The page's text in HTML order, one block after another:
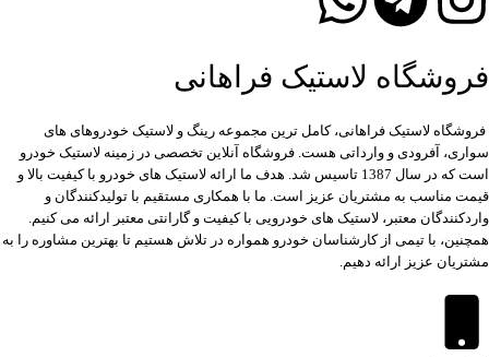
فروشگاه لاستیک فراهانی
فروشگاه لاستیک فراهانی، کامل ترین مجموعه رینگ و لاستیک خودروهای های
سواری، آفرودی و وارداتی هست. فروشگاه آنلاین تخصصی در زمینه لاستیک خودرو
است که در سال 1387 تاسیس شد. هدف ما ارائه لاستیک های خودرو با کیفیت بالا و
قیمت مناسب به مشتریان عزیز است. ما با همکاری مستقیم با تولیدکنندگان و
واردکنندگان معتبر، لاستیک های خودرویی با کیفیت و گارانتی معتبر ارائه می کنیم.
همچنین، با تیمی از کارشناسان خودرو همواره در تلاش هستیم تا بهترین مشاوره را به
مشتریان عزیز ارائه دهیم.